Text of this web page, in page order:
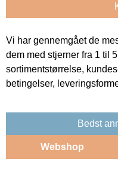
Vi har gennemgået de
dem med stjerner fra 1 til
sortimentstørrelse,
betingelser,
Bedst
Webshop